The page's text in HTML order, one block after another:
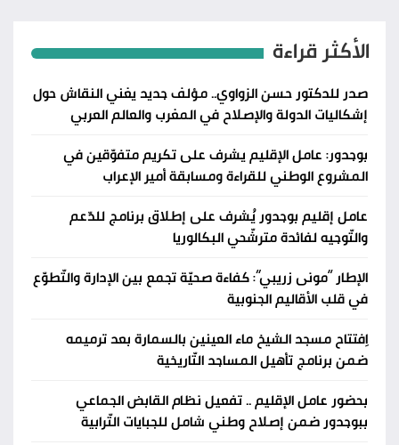
الأكثر قراءة
صدر للدكتور حسن الزواوي.. مؤلف جديد يغني النقاش حول
إشكاليات الدولة والإصلاح في المغرب والعالم العربي
بوجدور: عامل الإقليم يشرف على تكريم متفوّقين في
المشروع الوطني للقراءة ومسابقة أمير الإعراب
عامل إقليم بوجدور يُشرف على إطلاق برنامج للدّعم
والتّوجيه لفائدة مترشّحي البكالوريا
الإطار “مونى زريبي”: كفاءة صحيّة تجمع بين الإدارة والتّطوّع
في قلب الأقاليم الجنوبية
اِفتتاح مسجد الشيخ ماء العينين بالسمارة بعد ترميمه
ضمن برنامج تأهيل المساجد التّاريخية
بحضور عامل الإقليم .. تفعيل نظام القابض الجماعي
ببوجدور ضمن إصلاح وطني شامل للجبايات التّرابية